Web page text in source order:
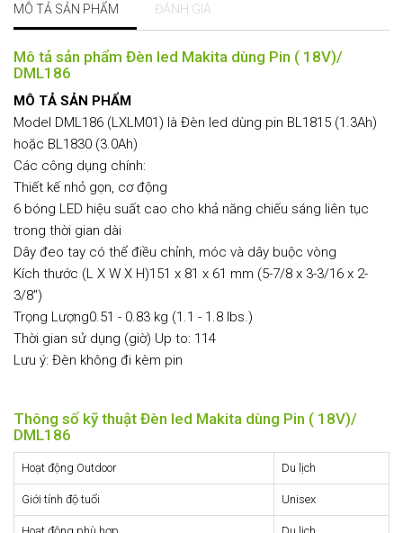
MÔ TẢ SẢN PHẨM ĐÁNH GIÁ
Mô tả sản phẩm Đèn led Makita dùng Pin ( 18V)/
DML186
MÔ TẢ SẢN PHẨM
Model DML186 (LXLM01) là Đèn led dùng pin BL1815 (1.3Ah)
hoặc BL1830 (3.0Ah)
Các công dụng chính:
Thiết kế nhỏ gọn, cơ động
6 bóng LED hiệu suất cao cho khả năng chiếu sáng liên tục
trong thời gian dài
Dây đeo tay có thể điều chỉnh, móc và dây buộc vòng
Kích thước (L X W X H)151 x 81 x 61 mm (5-7/8 x 3-3/16 x 2-
3/8")
Trọng Lượng0.51 - 0.83 kg (1.1 - 1.8 lbs.)
Thời gian sử dụng (giờ) Up to: 114
Lưu ý: Đèn không đi kèm pin
Thông số kỹ thuật Đèn led Makita dùng Pin ( 18V)/
DML186
Hoạt động Outdoor Du lịch
Giới tính độ tuổi Unisex